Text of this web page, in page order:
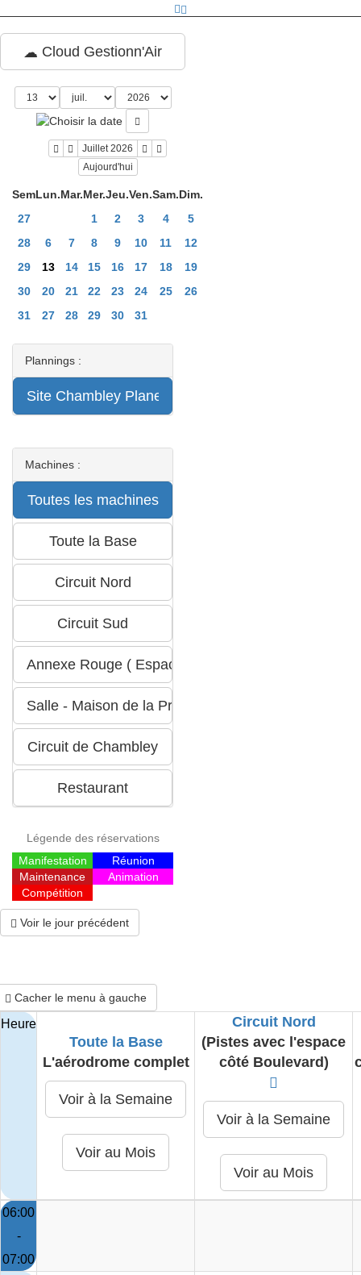
Cloud Gestionn'Air
Juillet 2026
Aujourd'hui
SemLun.Mar.Mer.Jeu.Ven.Sam.Dim.
27
1 2 3 4
5
28
6 7 8 9 10 11
12
29
13 14 15 16 17 18
19
30
20 21 22 23 24 25
26
31
27 28 29 30 31
Plannings :
Machines :
Légende des réservations
Manifestation
Réunion
Maintenance
Animation
Compétition
Heure
Toute la Base
L'aérodrome complet
Circuit Nord
(Pistes avec l'espace
côté Boulevard)
Voir le jour précédent
Cacher le menu à gauche
06:00
-
07:00